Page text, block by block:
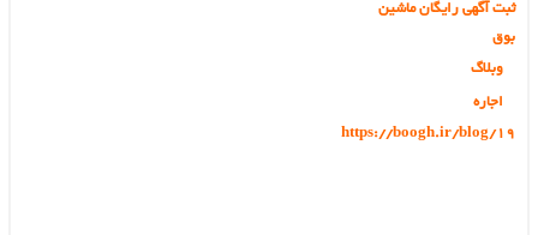
ثبت آگهی رایگان ماشین
بوق
وبلاگ
اجاره
https://boogh.ir/blog/19